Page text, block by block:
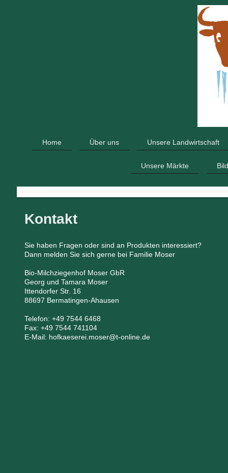
Home Über uns Unsere Landwirtschaft
Unsere Märkte
Kontakt
Sie haben Fragen oder sind an Produkten interessiert?
Dann melden Sie sich gerne bei Familie Moser
Bio-Milchziegenhof Moser GbR
Georg und Tamara Moser
Ittendorfer Str. 16
88697 Bermatingen-Ahausen
Telefon: +49 7544 6468
Fax: +49 7544 741104
E-Mail: hofkaeserei.moser@t-online.de